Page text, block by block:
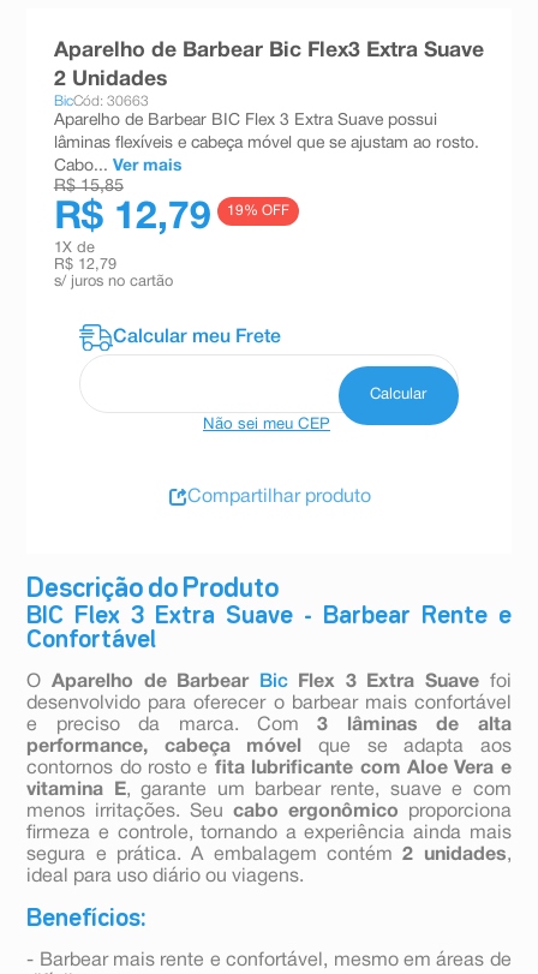
Descrição do Produto
BIC Flex 3 Extra Suave - Barbear Rente e
Confortável
O Aparelho de Barbear BicFlex 3 Extra Suave foi
desenvolvido para oferecer o barbear mais confortável
e preciso da marca. Com3 lâminas de alta
performance, cabeça móvel
que se adapta aos
contornos do rosto e fita lubrificante com Aloe Vera e
vitamina E, garante um barbear rente, suave e com
menos irritações. Seu cabo ergonômico proporciona
firmeza e controle, tornando a experiência ainda mais
segura e prática. A embalagem contém2 unidades,
ideal para uso diário ou viagens.
Benefícios:
- Barbear mais rente e confortável, mesmo em áreas de
Aparelho de Barbear Bic Flex3 Extra Suave
2 Unidades
BicCód: 30663
Aparelho de Barbear BIC Flex 3 Extra Suave possui
lâminas flexíveis e cabeça móvel que se ajustam ao rosto.
Cabo... Ver mais
R$ 15,85
R$ 12,79 19% OFF
1 X de
R$ 12,79
s/ juros no cartão
Não sei meu CEP
Compartilhar produto
esmalte
10ºabsorvente